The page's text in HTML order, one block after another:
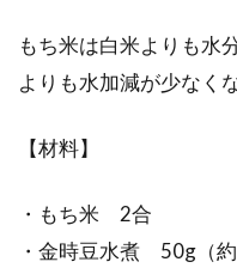
こと
もち米は白米よりも水
よりも水加減が少なく
【材料】
・もち米 2合
・金時豆水煮 50g（約